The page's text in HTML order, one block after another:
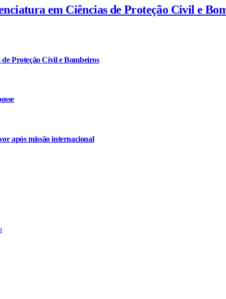
em Ciências de Proteção Civil e
Proteção Civil e Bombeiros
após missão internacional